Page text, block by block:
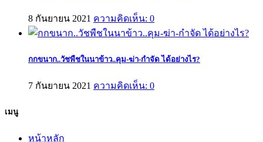
8 กันยายน 2021 ความคิดเห็น: 0
กกขนาก..วัชพืชในนาข้าว..คุม-ฆ่า-กำจัด ได้อย่างไร?
7 กันยายน 2021 ความคิดเห็น: 0
เมนู
หน้าหลัก